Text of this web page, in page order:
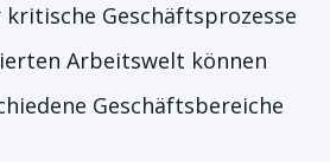
Geschäftsprozesse
Arbeitswelt können
Geschäftsbereiche